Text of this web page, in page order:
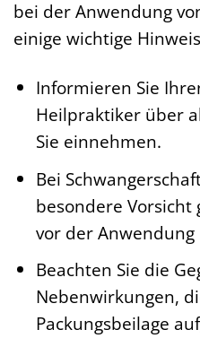
bei der Anwendung
einige wichtige
Informieren Sie
Heilpraktiker über
Sie einnehmen.
Bei
besondere Vorsicht
vor der
Beachten Sie die
Nebenwirkungen,
Packungsbeilage